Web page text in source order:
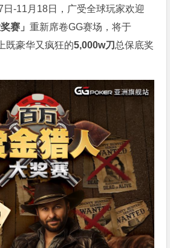
日-11月18日，广受全球玩家欢迎
奖赛」重新席卷GG赛场，将于
既豪华又疯狂的5,000w刀 总保底奖